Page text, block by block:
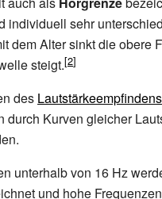
individuell sehr
dem Alter sinkt die obere
steigt.
des Lautstärkeempfindens
durch Kurven gleicher
unterhalb von 16 Hz
und hohe